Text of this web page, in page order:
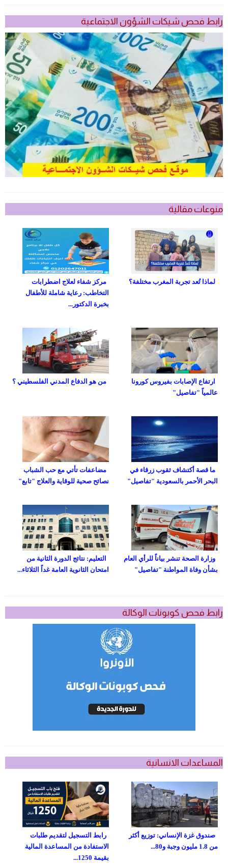
رابط فحص شيكات الشؤون الاجتماعية
منوعات مقالية
مركز شفاء لعلاج اضطرابات
التخاطب: رعاية شاملة للأطفال
بخبرة الدكتور...
لماذا تُعد تجربة المغرب مختلفة؟
من هو الدفاع المدني الفلسطيني ؟
ارتفاع الإصابات بفيروس كورونا
عالمياً "تفاصيل"
مضاعفات تأتي مع حب الشباب
نصائح صحية للوقاية والعلاج "تابع"
ما قصة أكتشاف ثقوب زرقاء في
البحر الأحمر بالسعودية "تفاصيل"
التعليم: نتائج الدورة الثانية من
امتحان الثانوية العامة غداً الثلاثاء...
وزارة الصحة تنشر بياناً للرأي العام
بشأن وفاة المواطنة "تفاصيل"
رابط فحص كوبونات الوكالة
المساعدات الانسانية
رابط التسجيل لتقديم طلبات
الاستفادة من المساعدة المالية
بقيمة 1250...
صندوق غزة الإنساني: توزيع أكثر
من 1.8 مليون وجبة و80...